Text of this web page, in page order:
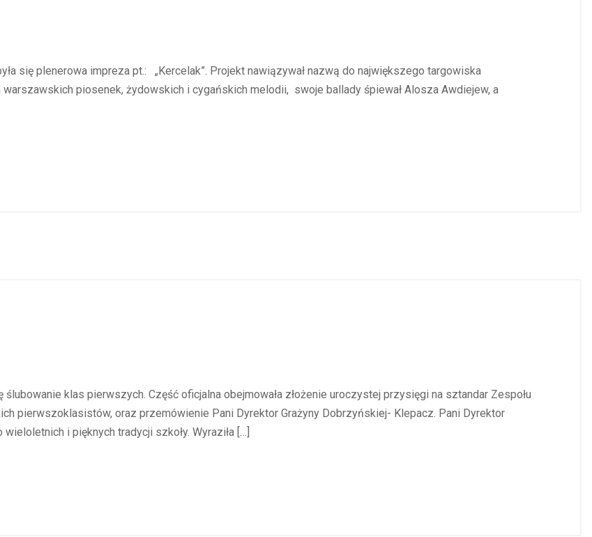
się plenerowa impreza pt.: „Kercelak”. Projekt nawiązywał nazwą do największego targowiska
piosenek, żydowskich i cygańskich melodii, swoje ballady śpiewał Alosza Awdiejew, a
klas pierwszych. Część oficjalna obejmowała złożenie uroczystej przysięgi na sztandar Zespołu
pierwszoklasistów, oraz przemówienie Pani Dyrektor Grażyny Dobrzyńskiej- Klepacz. Pani Dyrektor
i pięknych tradycji szkoły. Wyraziła […]